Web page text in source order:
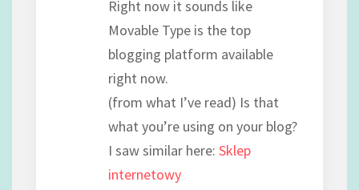
Right now it sounds like
Movable Type is the top
blogging platform available
right now.
(from what I’ve read) Is that
what you’re using on your blog?
I saw similar here: Sklep
internetowy